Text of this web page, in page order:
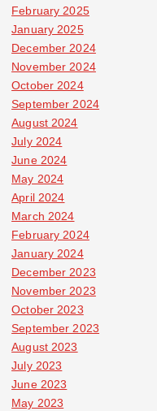
February 2025
January 2025
December 2024
November 2024
October 2024
September 2024
August 2024
July 2024
June 2024
May 2024
April 2024
March 2024
February 2024
January 2024
December 2023
November 2023
October 2023
September 2023
August 2023
July 2023
June 2023
May 2023